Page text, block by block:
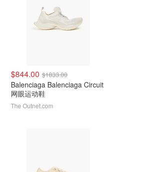
$844.00 $1833.00
Balenciaga Balenciaga Circuit
网眼运动鞋
The Outnet.com